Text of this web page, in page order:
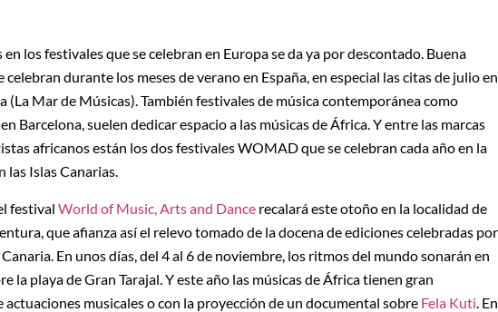
los festivales que se celebran en Europa se da ya por descontado. Buena
durante los meses de verano en España, en especial las citas de julio en
(La Mar de Músicas). También festivales de música contemporánea como
Barcelona, suelen dedicar espacio a las músicas de África. Y entre las marcas
africanos están los dos festivales WOMAD que se celebran cada año en la
las Islas Canarias.
festival World of Music, Arts and Dance recalará este otoño en la localidad de
que afianza así el relevo tomado de la docena de ediciones celebradas por
En unos días, del 4 al 6 de noviembre, los ritmos del mundo sonarán en
la playa de Gran Tarajal. Y este año las músicas de África tienen gran
actuaciones musicales o con la proyección de un documental sobre Fela Kuti . En